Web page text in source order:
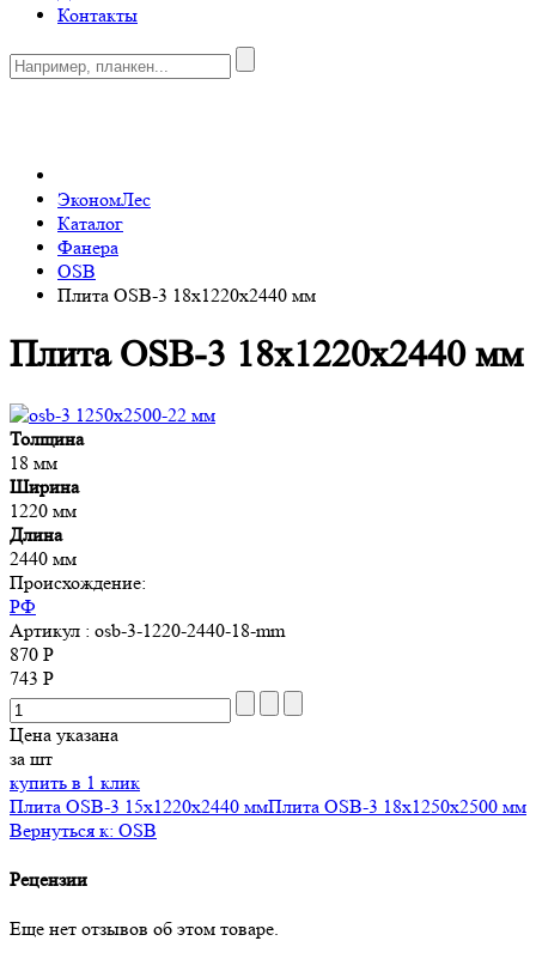
Контакты
ЭкономЛес
Каталог
Фанера
OSB
Плита OSB-3 18х1220x2440 мм
Плита OSB-3 18х1220x2440 мм
Толщина
18 мм
Ширина
1220 мм
Длина
2440 мм
Происхождение:
РФ
Артикул : osb-3-1220-2440-18-mm
870 Р
743 Р
Цена указана
за шт
купить в 1 клик
Плита OSB-3 15х1220x2440 ммПлита OSB-3 18х1250x2500 мм
Вернуться к: OSB
Рецензии
Еще нет отзывов об этом товаре.